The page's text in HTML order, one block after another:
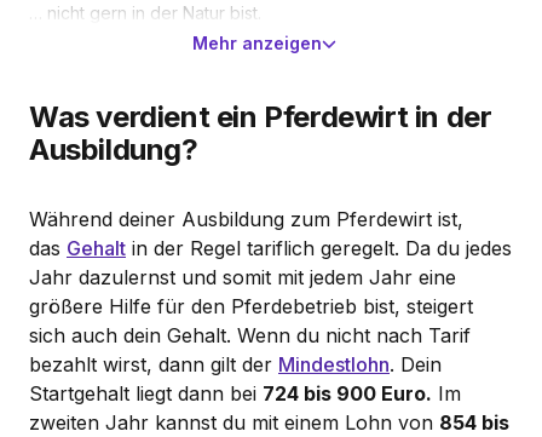
… nicht gern in der Natur bist.
Mehr anzeigen
Was verdient ein Pferdewirt in der
Ausbildung?
Während deiner Ausbildung zum Pferdewirt ist,
das Gehalt in der Regel tariflich geregelt. Da du jedes
Jahr dazulernst und somit mit jedem Jahr eine
größere Hilfe für den Pferdebetrieb bist, steigert
sich auch dein Gehalt. Wenn du nicht nach Tarif
bezahlt wirst, dann gilt der Mindestlohn. Dein
Startgehalt liegt dann bei 724 bis 900 Euro. Im
zweiten Jahr kannst du mit einem Lohn von 854 bis